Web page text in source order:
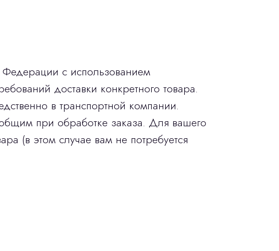
с использованием
доставки конкретного товара.
в транспортной компании.
при обработке заказа. Для вашего
(в этом случае вам не потребуется